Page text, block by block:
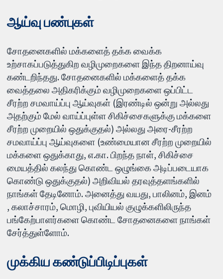
ஆய்வு பண்புகள்
சோதனைகளில் மக்களைத் தக்க வைக்க
உற்சாகப்படுத்துகிற வழிமுறைகளை இந்த திறனாய்வு
கண்டறிந்தது. சோதனைகளில் மக்களைத் தக்க
வைத்தலை அதிகரிக்கும் வழிமுறைகளை ஒப்பிட்ட
சீரற்ற சமவாய்ப்பு ஆய்வுகள் (இரண்டில் ஒன்று அல்லது
அதற்கும் மேல் வாய்ப்புள்ள சிகிச்சைகளுக்கு மக்களை
சீரற்ற முறையில் ஒதுக்குதல்) அல்லது அரை-சீரற்ற
சமவாய்ப்பு ஆய்வுகளை (உண்மையான சீரற்ற முறையில்
மக்களை ஒதுக்காது, எ.கா. பிறந்த நாள், சிகிச்சை
மையத்தில் கலந்து கொண்ட ஒழுங்கை அடிப்படையாக
கொண்டு ஒதுக்குதல்) அறிவியல் தரவுத்தளங்களில்
நாங்கள் தேடினோம். அனைத்து வயது, பாலினம், இனம்
, கலாச்சாரம், மொழி, புவியியல் குழுக்களிலிருந்த
பங்கேற்பாளர்களை கொண்ட சோதனைகளை நாங்கள்
சேர்த்துள்ளோம்.
முக்கிய கண்டுப்பிடிப்புகள்